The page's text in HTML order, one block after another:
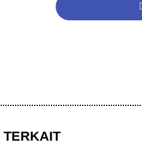
TERKAIT